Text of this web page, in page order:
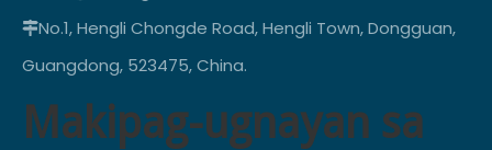
No.1, Hengli Chongde Road, Hengli Town, Dongguan,
Guangdong, 523475, China.
Makipag-ugnayan sa